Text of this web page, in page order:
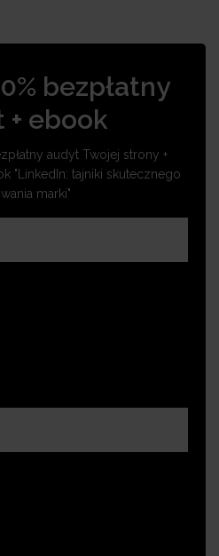
bezpłatny
+ ebook
audyt Twojej strony +
"LinkedIn: tajniki skutecznego
marki"